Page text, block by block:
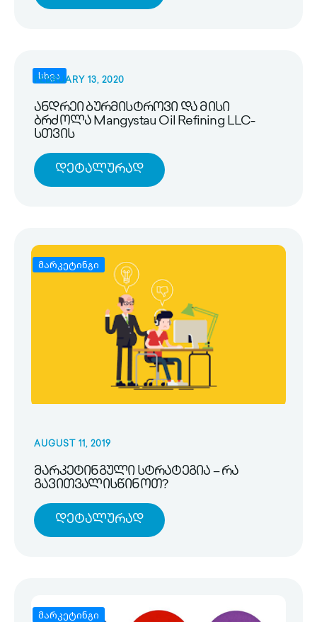
სხვა
FEBRUARY 13, 2020
ანდრეი ბურმისტროვი და მისი
ბრძოლა Mangystau Oil Refining LLC-
სთვის
Დეტალურად
მარკეტინგი
AUGUST 11, 2019
მარკეტინგული სტრატეგია – რა
გავითვალისწინოთ?
Დეტალურად
მარკეტინგი